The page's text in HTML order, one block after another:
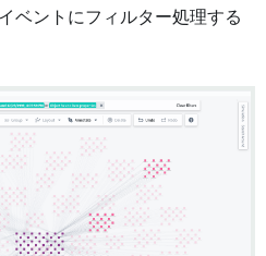
ベントにフィルター処理する